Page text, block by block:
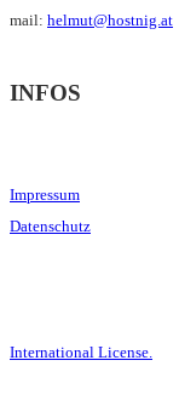
mail: helmut@hostnig.at
INFOS
Impressum
Datenschutz
International License.